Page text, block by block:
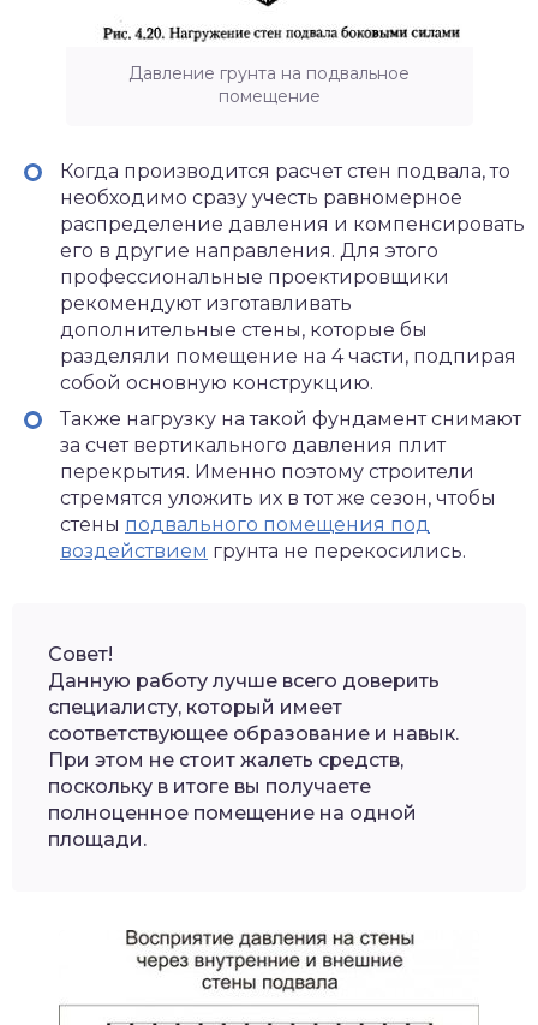
Давление грунта на подвальное
помещение
Когда производится расчет стен подвала, то
необходимо сразу учесть равномерное
распределение давления и компенсировать
его в другие направления. Для этого
профессиональные проектировщики
рекомендуют изготавливать
дополнительные стены, которые бы
разделяли помещение на 4 части, подпирая
собой основную конструкцию.
Также нагрузку на такой фундамент снимают
за счет вертикального давления плит
перекрытия. Именно поэтому строители
стремятся уложить их в тот же сезон, чтобы
стены подвального помещения под
воздействием грунта не перекосились.
Совет!
Данную работу лучше всего доверить
специалисту, который имеет
соответствующее образование и навык.
При этом не стоит жалеть средств,
поскольку в итоге вы получаете
полноценное помещение на одной
площади.